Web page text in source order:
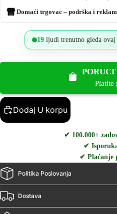
Domaći trgovac – podrška i
19 ljudi trenutno gleda
Platite
Dodaj U korpu
✔ 100.000+
✔
✔ Plaćanje
Politika Poslovanja
Dostava